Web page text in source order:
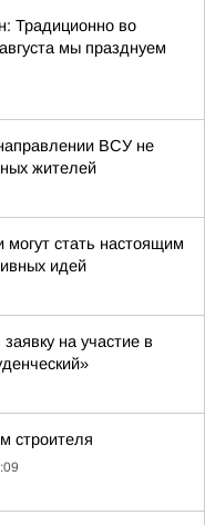
Традиционно во
мы празднуем
ВСУ не
жителей
могут стать настоящим
идей
на участие в
строителя